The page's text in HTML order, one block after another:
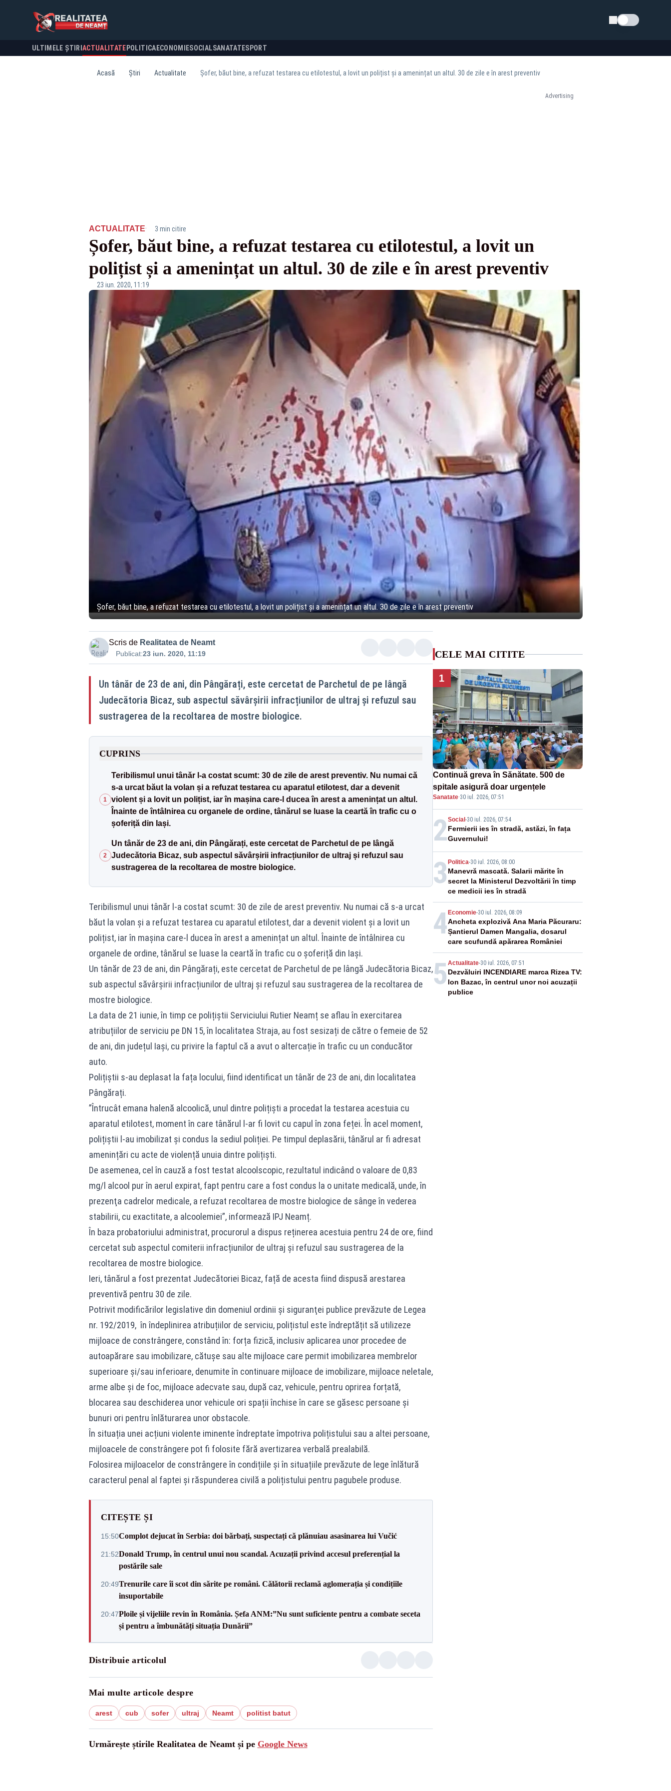
Schimba tema
ULTIMELE ȘTIRI ACTUALITATE POLITICA ECONOMIESOCIALSANATATESPORT
Acasă Știri Actualitate Șofer, băut bine, a refuzat testarea cu etilotestul, a lovit un polițist și a amenințat un altul. 30 de zile e în arest preventiv
Advertising
ACTUALITATE· 3 min citire
Șofer, băut bine, a refuzat testarea cu etilotestul, a lovit un
polițist și a amenințat un altul. 30 de zile e în arest preventiv
23 iun. 2020, 11:19
Șofer, băut bine, a refuzat testarea cu etilotestul, a lovit un polițist și a amenințat un altul. 30 de zile e în arest preventiv
Scris de Realitatea de Neamt
Publicat:23 iun. 2020, 11:19
Un tânăr de 23 de ani, din Pângărați, este cercetat de Parchetul de pe lângă
Judecătoria Bicaz, sub aspectul săvârșirii infracțiunilor de ultraj și refuzul sau
sustragerea de la recoltarea de mostre biologice.
CUPRINS
1
Teribilismul unui tânăr l-a costat scumt: 30 de zile de arest preventiv. Nu numai că
s-a urcat băut la volan și a refuzat testarea cu aparatul etilotest, dar a devenit
violent și a lovit un polițist, iar în mașina care-l ducea în arest a amenințat un altul.
Înainte de întâlnirea cu organele de ordine, tânărul se luase la ceartă în trafic cu o
șoferiță din Iași.
2
Un tânăr de 23 de ani, din Pângărați, este cercetat de Parchetul de pe lângă
Judecătoria Bicaz, sub aspectul săvârșirii infracțiunilor de ultraj și refuzul sau
sustragerea de la recoltarea de mostre biologice.
Teribilismul unui tânăr l-a costat scumt: 30 de zile de arest preventiv. Nu numai că s-a urcat
băut la volan și a refuzat testarea cu aparatul etilotest, dar a devenit violent și a lovit un
polițist, iar în mașina care-l ducea în arest a amenințat un altul. Înainte de întâlnirea cu
organele de ordine, tânărul se luase la ceartă în trafic cu o șoferiță din Iași.
Un tânăr de 23 de ani, din Pângărați, este cercetat de Parchetul de pe lângă Judecătoria Bicaz,
sub aspectul săvârșirii infracțiunilor de ultraj și refuzul sau sustragerea de la recoltarea de
mostre biologice.
La data de 21 iunie, în timp ce polițiștii Serviciului Rutier Neamț se aflau în exercitarea
atribuțiilor de serviciu pe DN 15, în localitatea Straja, au fost sesizați de către o femeie de 52
de ani, din județul Iași, cu privire la faptul că a avut o altercație în trafic cu un conducător
auto.
Polițiștii s-au deplasat la fața locului, fiind identificat un tânăr de 23 de ani, din localitatea
Pângărați.
”Întrucât emana halenă alcoolică, unul dintre polițiști a procedat la testarea acestuia cu
aparatul etilotest, moment în care tânărul l-ar fi lovit cu capul în zona feței. În acel moment,
polițiștii l-au imobilizat și condus la sediul poliției. Pe timpul deplasării, tânărul ar fi adresat
amenințări cu acte de violență unuia dintre polițiști.
De asemenea, cel în cauză a fost testat alcoolscopic, rezultatul indicând o valoare de 0,83
mg/l alcool pur în aerul expirat, fapt pentru care a fost condus la o unitate medicală, unde, în
prezenţa cadrelor medicale, a refuzat recoltarea de mostre biologice de sânge în vederea
stabilirii, cu exactitate, a alcoolemiei”, informează IPJ Neamț.
În baza probatoriului administrat, procurorul a dispus reținerea acestuia pentru 24 de ore, fiind
cercetat sub aspectul comiterii infracțiunilor de ultraj și refuzul sau sustragerea de la
recoltarea de mostre biologice.
Ieri, tânărul a fost prezentat Judecătoriei Bicaz, față de acesta fiind dispusă arestarea
preventivă pentru 30 de zile.
Potrivit modificărilor legislative din domeniul ordinii şi siguranţei publice prevăzute de Legea
nr. 192/2019, în îndeplinirea atribuțiilor de serviciu, polițistul este îndreptățit să utilizeze
mijloace de constrângere, constând în: forța fizică, inclusiv aplicarea unor procedee de
autoapărare sau imobilizare, cătușe sau alte mijloace care permit imobilizarea membrelor
superioare și/sau inferioare, denumite în continuare mijloace de imobilizare, mijloace neletale,
arme albe și de foc, mijloace adecvate sau, după caz, vehicule, pentru oprirea forțată,
blocarea sau deschiderea unor vehicule ori spații închise în care se găsesc persoane și
bunuri ori pentru înlăturarea unor obstacole.
În situația unei acțiuni violente iminente îndreptate împotriva polițistului sau a altei persoane,
mijloacele de constrângere pot fi folosite fără avertizarea verbală prealabilă.
Folosirea mijloacelor de constrângere în condițiile și în situațiile prevăzute de lege înlătură
caracterul penal al faptei și răspunderea civilă a polițistului pentru pagubele produse.
CITEȘTE ȘI
15:50Complot dejucat în Serbia: doi bărbați, suspectați că plănuiau asasinarea lui Vučić
21:52Donald Trump, în centrul unui nou scandal. Acuzații privind accesul preferențial la
postările sale
20:49Trenurile care îi scot din sărite pe români. Călătorii reclamă aglomerația și condițiile
insuportabile
20:47Ploile și vijeliile revin în România. Șefa ANM:”Nu sunt suficiente pentru a combate seceta
și pentru a îmbunătăți situația Dunării”
Distribuie articolul
Mai multe articole despre
arest cub sofer ultraj Neamt politist batut
Urmărește știrile Realitatea de Neamt și pe Google News
CELE MAI CITITE
1
Continuă greva în Sănătate. 500 de
spitale asigură doar urgențele
Sanatate·30 iul. 2026, 07:51
2Social -30 iul. 2026, 07:54
Fermierii ies în stradă, astăzi, în fața
Guvernului!
3 Politica-30 iul. 2026, 08:00
Manevră mascată. Salarii mărite în
secret la Ministerul Dezvoltării în timp
ce medicii ies în stradă
4 Economie-30 iul. 2026, 08:09
Ancheta explozivă Ana Maria Păcuraru:
Șantierul Damen Mangalia, dosarul
care scufundă apărarea României
5 Actualitate-30 iul. 2026, 07:51
Dezvăluiri INCENDIARE marca Rizea TV:
Ion Bazac, în centrul unor noi acuzații
publice